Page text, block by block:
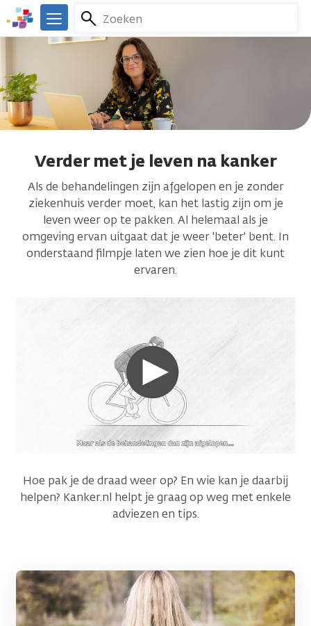
Overslaan
en
naar
inhoud
gaan
We
voor
je.
Kanker.nl
Zoeken
Menu
Verder met je leven na kanker
Als de behandelingen zijn afgelopen en je zonder
ziekenhuis verder moet, kan het lastig zijn om je
leven weer op te pakken. Al helemaal als je
omgeving ervan uitgaat dat je weer 'beter' bent. In
onderstaand filmpje laten we zien hoe je dit kunt
ervaren.
Hoe pak je de draad weer op? En wie kan je daarbij
helpen? Kanker.nl helpt je graag op weg met enkele
adviezen en tips.
Afbeelding